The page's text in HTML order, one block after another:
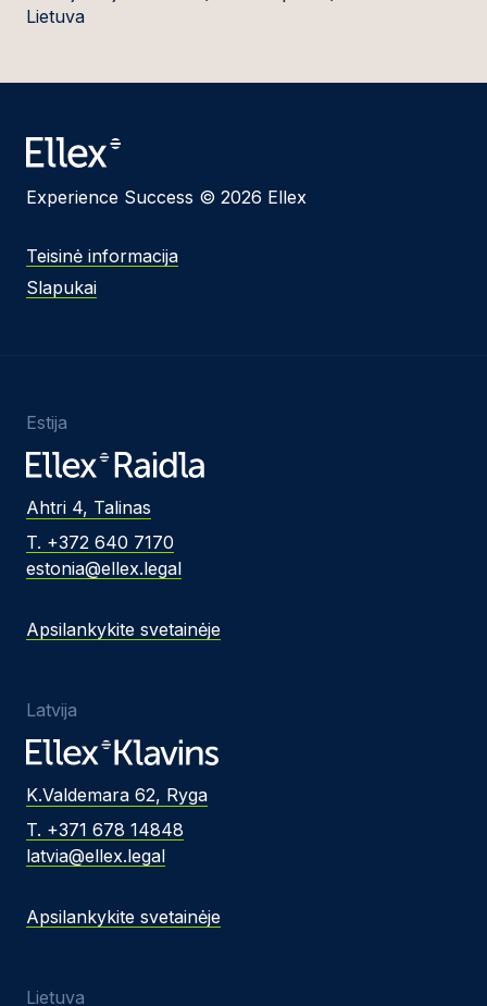
Lietuva
Experience Success © 2026 Ellex
Teisinė informacija
Slapukai
Estija
Ahtri 4, Talinas
T. +372 640 7170
estonia@ellex.legal
Apsilankykite svetainėje
Latvija
K.Valdemara 62, Ryga
T. +371 678 14848
latvia@ellex.legal
Apsilankykite svetainėje
Lietuva